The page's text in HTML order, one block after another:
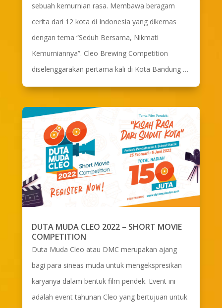
sebuah kemurnian rasa. Membawa beragam
cerita dari 12 kota di Indonesia yang dikemas
dengan tema “Seduh Bersama, Nikmati
Kemurniannya”. Cleo Brewing Competition
diselenggarakan pertama kali di Kota Bandung …
DUTA MUDA CLEO 2022 – SHORT MOVIE
COMPETITION
Duta Muda Cleo atau DMC merupakan ajang
bagi para sineas muda untuk mengekspresikan
karyanya dalam bentuk film pendek. Event ini
adalah event tahunan Cleo yang bertujuan untuk